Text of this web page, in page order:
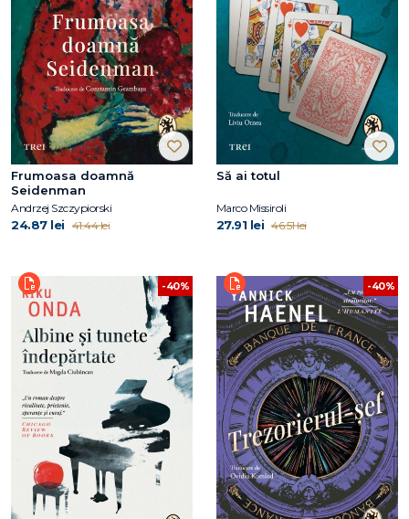
Frumoasa doamnă
Seidenman
Andrzej Szczypiorski
24.87 lei 41.44 lei
Să ai totul
Marco Missiroli
27.91 lei 46.51 lei
-40% -40%